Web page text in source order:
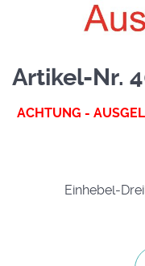
Artikel-Nr.
ACHTUNG -
Einhebel-